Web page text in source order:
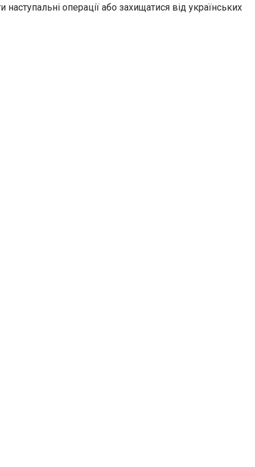
операції або захищатися від українських